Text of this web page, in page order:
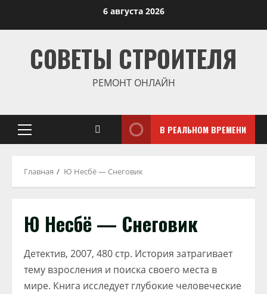
6 августа 2026
СОВЕТЫ СТРОИТЕЛЯ
РЕМОНТ ОНЛАЙН
Основное
В РЕАЛЬНОМ ВРЕМЕНИ
Главная Ю Несбё — Снеговик
Ю Несбё — Снеговик
Детектив, 2007, 480 стр. История затрагивает
тему взросления и поиска своего места в
мире. Книга исследует глубокие человеческие